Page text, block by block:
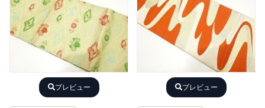
プレビュー プレビュー